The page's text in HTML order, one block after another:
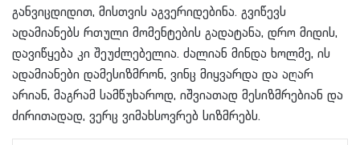
განვიცდიდით, მისთვის აგვერიდებინა. გვიწევს
ადამიანებს რთული მომენტების გადატანა, დრო მიდის,
დავიწყება კი შეუძლებელია. ძალიან მინდა ხოლმე, ის
ადამიანები დამესიზმრონ, ვინც მიყვარდა და აღარ
არიან, მაგრამ სამწუხაროდ, იშვიათად მესიზმრებიან და
ძირითადად, ვერც ვიმახსოვრებ სიზმრებს.